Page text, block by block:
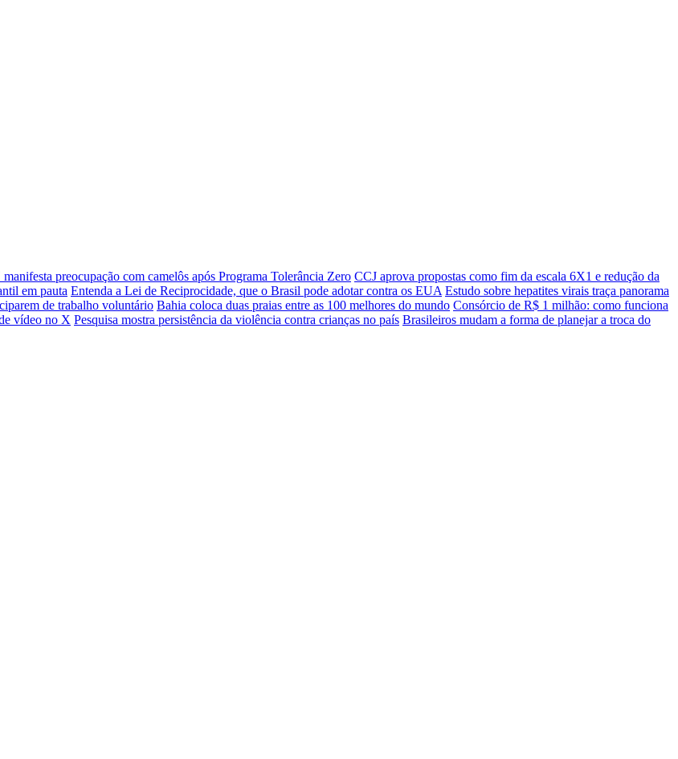
preocupação com camelôs após Programa Tolerância Zero CCJ aprova propostas como fim da escala 6X1 e redução da
em pauta Entenda a Lei de Reciprocidade, que o Brasil pode adotar contra os EUA Estudo sobre hepatites virais traça panorama
de trabalho voluntário Bahia coloca duas praias entre as 100 melhores do mundo Consórcio de R$ 1 milhão: como funciona
vídeo no X Pesquisa mostra persistência da violência contra crianças no país Brasileiros mudam a forma de planejar a troca do